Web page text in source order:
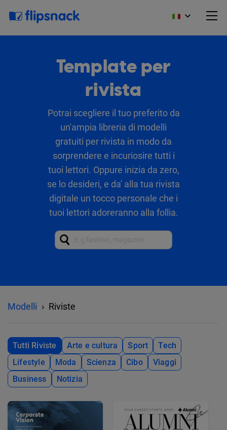
Template per
rivista
Potrai scegliere il tuo preferito da
un'ampia libreria di modelli
gratuiti per rivista in modo da
sorprendere e incuriosire tutti i
tuoi lettori. Oppure inizia da zero,
se lo desideri, e da' alla tua rivista
digitale un tocco personale che i
tuoi lettori adoreranno alla follia.
Modelli Riviste
Tutti Riviste Arte e cultura Sport
Tech
Lifestyle
Moda Scienza Cibo
Viaggi
Business
Notizia